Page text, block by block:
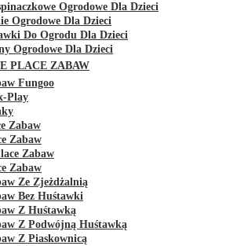
Ogrodowe Dla Dzieci
Ogrodowe Dla Dzieci
Do Ogrodu Dla Dzieci
Ogrodowe Dla Dzieci
PLACE ZABAW
Fungoo
Play
Zabaw
Zabaw
Zabaw
Zabaw
Ze Zjeżdżalnią
Bez Huśtawki
Z Huśtawką
Z Podwójną Huśtawką
Z Piaskownicą